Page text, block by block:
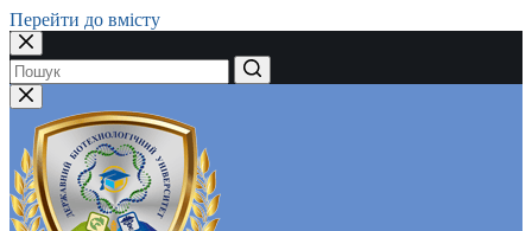
Перейти до вмісту
Немає
результатів